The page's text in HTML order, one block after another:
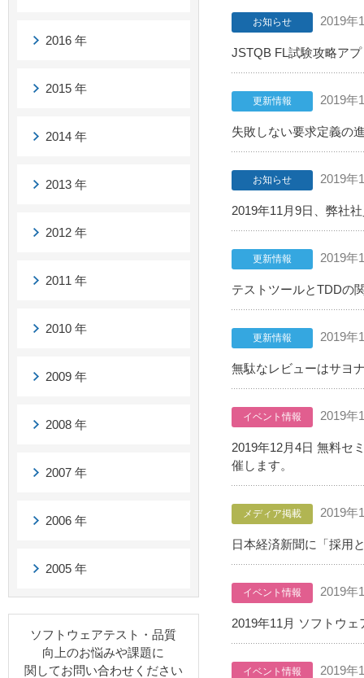
お知らせ 2019年
JSTQB FL試験攻略ア
更新情報 2019年
失敗しない要求定義の
お知らせ 2019年
2019年11月9日、弊社
更新情報 2019年
テストツールとTDDの
更新情報 2019年
無駄なレビューはサヨ
イベント情報 2019年
2019年12月4日 無料セ
催します。
メディア掲載 2019年
日本経済新聞に「採用
イベント情報 2019年
2019年11月 ソフトウ
イベント情報 2019年
2016 年
2015 年
2014 年
2013 年
2012 年
2011 年
2010 年
2009 年
2008 年
2007 年
2006 年
2005 年
ソフトウェアテスト・品質
向上のお悩みや課題に
関してお問い合わせください